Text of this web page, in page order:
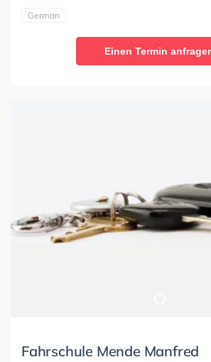
German
Einen Termin
Fahrschule Mende Manfred